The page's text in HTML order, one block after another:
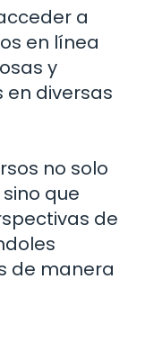
a
en línea
y
en diversas
no solo
que
de
de manera